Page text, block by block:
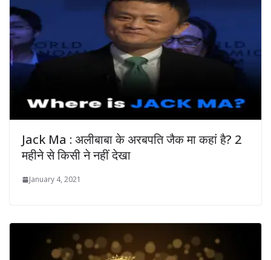
Jack Ma : अलीबाबा के अरबपति जैक मा कहां है? 2
महीने से किसी ने नहीं देखा
January 4, 2021